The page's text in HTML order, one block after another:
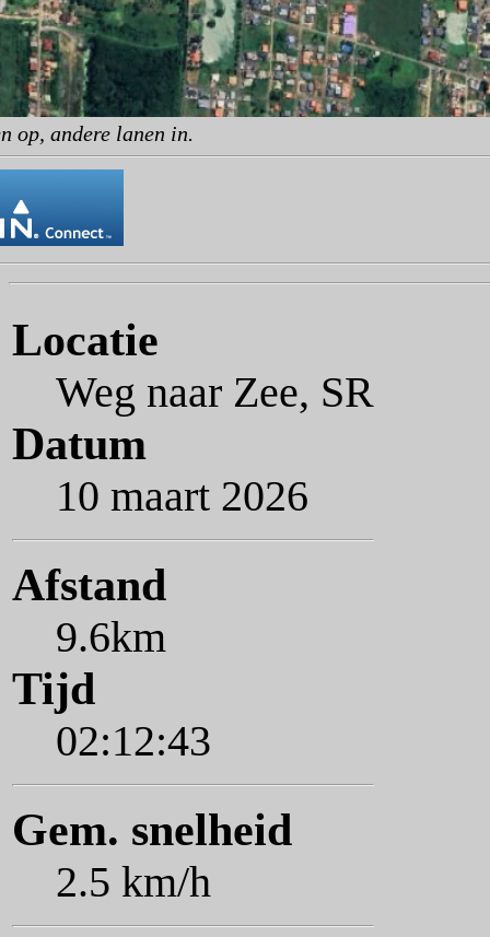
op, andere lanen in.
Locatie
Weg naar Zee, SR
Datum
10 maart 2026
Afstand
9.6km
Tijd
02:12:43
Gem. snelheid
2.5 km/h